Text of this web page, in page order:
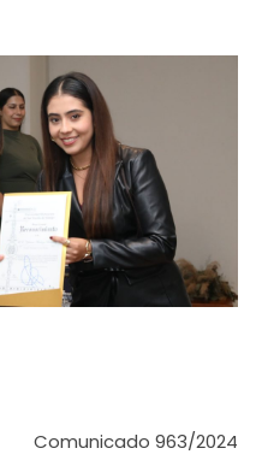
Comunicado 963/2024